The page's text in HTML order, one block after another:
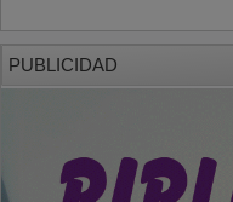
PUBLICIDAD